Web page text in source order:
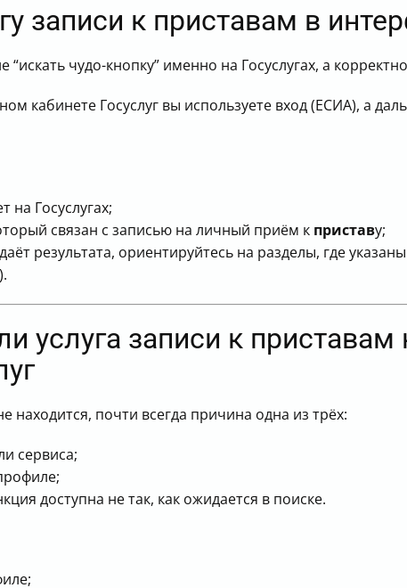
записи к приставам в
“искать чудо-кнопку” именно на Госуслугах, а
кабинете Госуслуг вы используете вход (ЕСИА), а
на Госуслугах;
связан с записью на личный приём к приставу;
результата, ориентируйтесь на разделы, где
услуга записи к
находится, почти всегда причина одна из трёх:
сервиса;
доступна не так, как ожидается в поиске.